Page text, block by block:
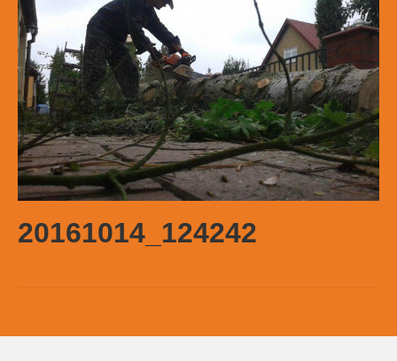
20161014_124242